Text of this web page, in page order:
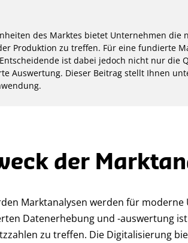
des Marktes bietet Unternehmen die
Produktion zu treffen. Für eine fundierte
ist dabei jedoch nicht nur die
Auswertung. Dieser Beitrag stellt Ihnen
der
Marktanalysen werden für
Datenerhebung und -auswertung
zu treffen. Die Digitalisierung